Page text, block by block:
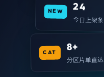
NEW 24
今日上架
CAT 8+
分区片单直达